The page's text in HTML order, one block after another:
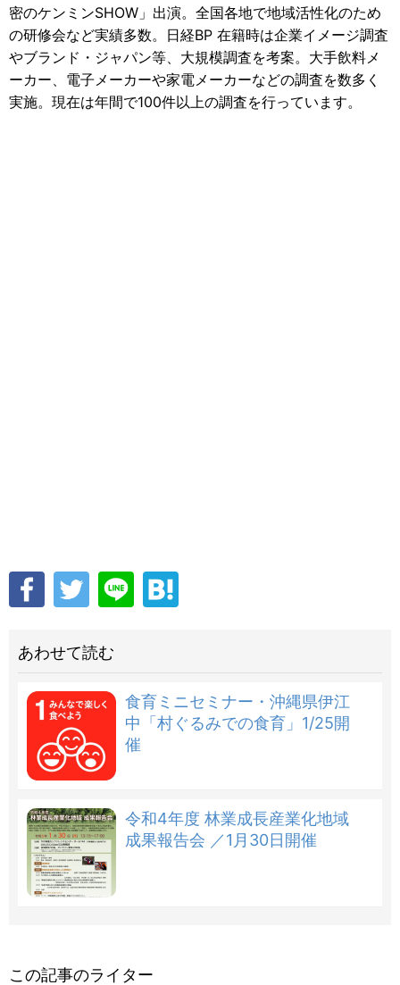
密のケンミンSHOW」出演。全国各地で地域活性化のため
の研修会など実績多数。日経BP 在籍時は企業イメージ調査
やブランド・ジャパン等、大規模調査を考案。大手飲料メ
ーカー、電子メーカーや家電メーカーなどの調査を数多く
実施。現在は年間で100件以上の調査を行っています。
あわせて読む
食育ミニセミナー・沖縄県伊江
中「村ぐるみでの食育」1/25開
催
令和4年度 林業成長産業化地域
成果報告会 ／1月30日開催
この記事のライター